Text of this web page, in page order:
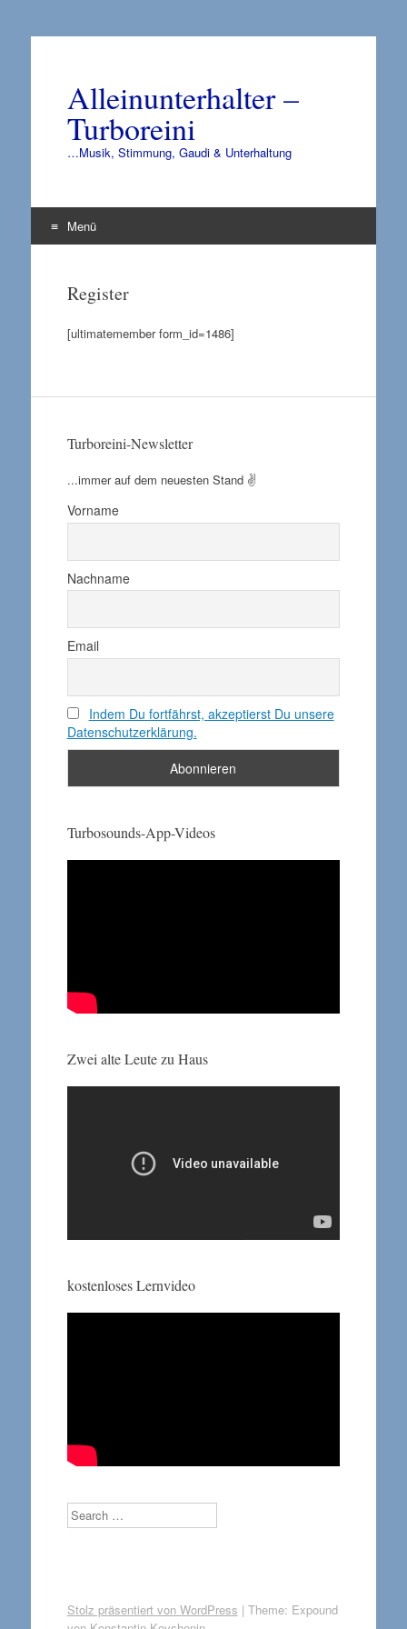
Alleinunterhalter –
Turboreini
…Musik, Stimmung, Gaudi & Unterhaltung
Menü
springenRegister
[ultimatemember form_id=1486]
Turboreini-Newsletter
...immer auf dem neuesten Stand ✌️
Vorname
Nachname
Email
Indem Du fortfährst, akzeptierst Du unsere
Datenschutzerklärung.
Turbosounds-App-Videos
Zwei alte Leute zu Haus
kostenloses Lernvideo
Search
Stolz präsentiert von WordPress | Theme: Expound